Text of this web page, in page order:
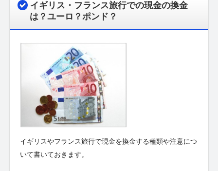
イギリス・フランス旅行での現金の換金
は？ユーロ？ポンド？
イギリスやフランス旅行で現金を換金する種類や注意につ
いて書いておきます。